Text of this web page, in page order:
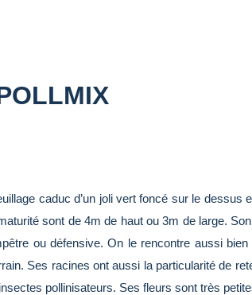
caduc d’un joli vert foncé sur le dessus
sont de 4m de haut ou 3m de large.
ou défensive. On le rencontre aussi
Ses racines ont aussi la particularité de
pollinisateurs. Ses fleurs sont très